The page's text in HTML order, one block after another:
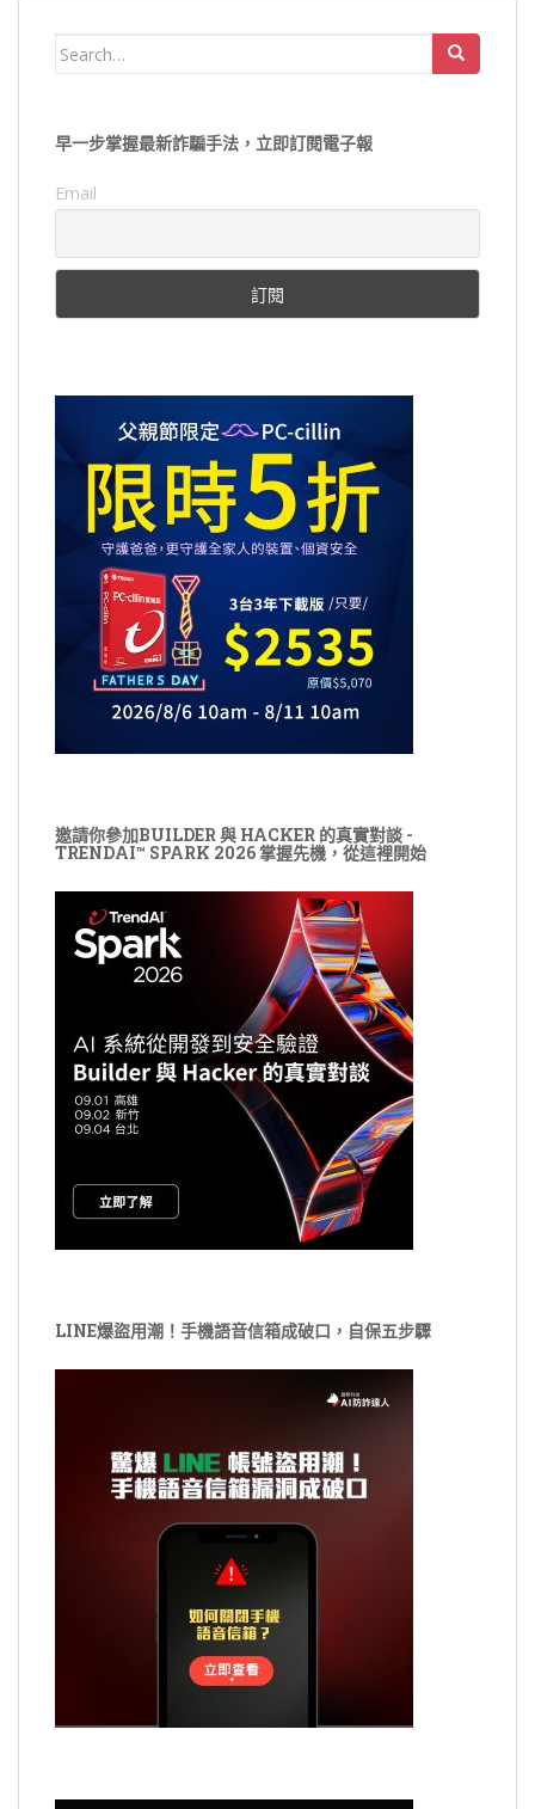
Search
早一步掌握最新詐騙手法，立即訂閱電子報
Email
邀請你參加BUILDER 與 HACKER 的真實對談 -
TRENDAI™ SPARK 2026 掌握先機，從這裡開始
LINE爆盜用潮！手機語音信箱成破口，自保五步驟